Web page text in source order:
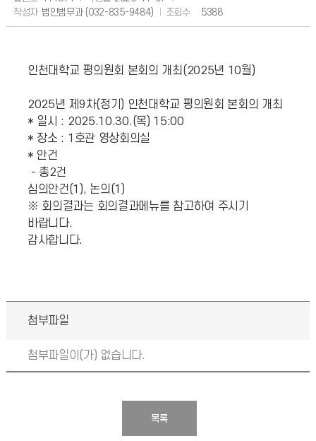
작성자 법인법무과 (032-835-9484) 조회수 5388
인천대학교 평의원회 본회의 개최(2025년 10월)
2025년 제9차(정기) 인천대학교 평의원회 본회의 개최
* 일시 : 2025.10.30.(목) 15:00
* 장소 : 1호관 영상회의실
* 안건
- 총2건
심의안건(1), 논의(1)
※ 회의결과는 회의결과메뉴를 참고하여 주시기
바랍니다.
감사합니다.
첨부파일
첨부파일이(가) 없습니다.
목록